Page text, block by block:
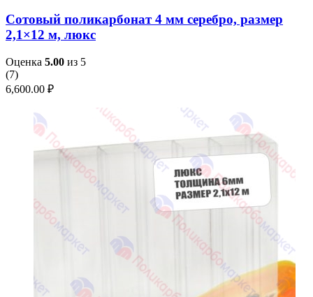
Сотовый поликарбонат 4 мм серебро, размер
2,1×12 м, люкс
Оценка 5.00 из 5
(7)
6,600.00 ₽